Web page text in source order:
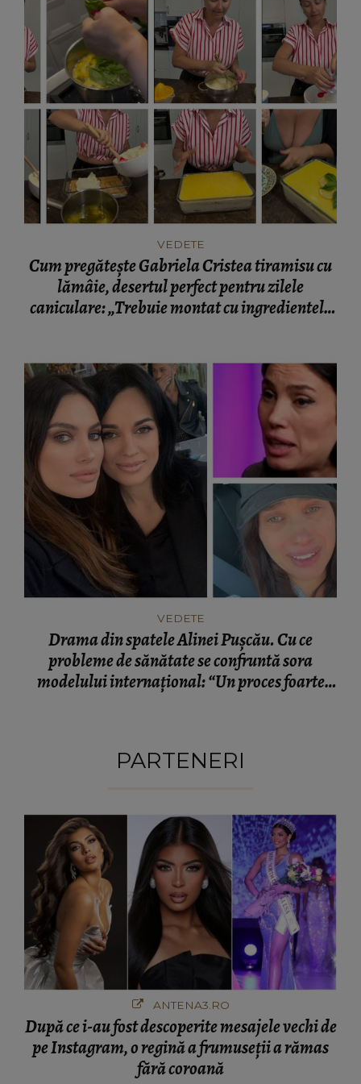
VEDETE
Cum pregătește Gabriela Cristea tiramisu cu
lămâie, desertul perfect pentru zilele
caniculare: „Trebuie montat cu ingredientele
VEDETE
Drama din spatele Alinei Pușcău. Cu ce
probleme de sănătate se confruntă sora
modelului internațional: “Un proces foarte
PARTENERI
ANTENA3.RO
După ce i-au fost descoperite mesajele vechi de
pe Instagram, o regină a frumuseții a rămas
fără coroană